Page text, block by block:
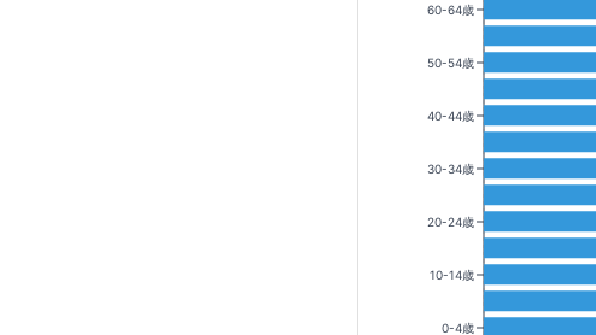
60-64歳
50-54歳
40-44歳
30-34歳
20-24歳
10-14歳
0-4歳